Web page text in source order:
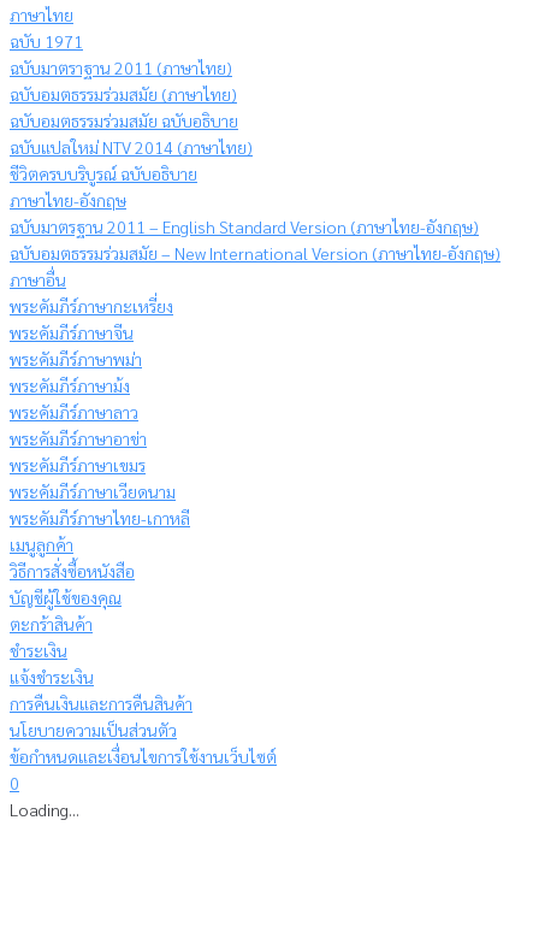
ภาษาไทย
ฉบับ 1971
ฉบับมาตราฐาน 2011 (ภาษาไทย)
ฉบับอมตธรรมร่วมสมัย (ภาษาไทย)
ฉบับอมตธรรมร่วมสมัย ฉบับอธิบาย
ฉบับแปลใหม่ NTV 2014 (ภาษาไทย)
ชีวิตครบบริบูรณ์ ฉบับอธิบาย
ภาษาไทย-อังกฤษ
ฉบับมาตรฐาน 2011 – English Standard Version (ภาษาไทย-อังกฤษ)
ฉบับอมตธรรมร่วมสมัย – New International Version (ภาษาไทย-อังกฤษ)
ภาษาอื่น
พระคัมภีร์ภาษากะเหรี่ยง
พระคัมภีร์ภาษาจีน
พระคัมภีร์ภาษาพม่า
พระคัมภีร์ภาษาม้ง
พระคัมภีร์ภาษาลาว
พระคัมภีร์ภาษาอาข่า
พระคัมภีร์ภาษาเขมร
พระคัมภีร์ภาษาเวียดนาม
พระคัมภีร์ภาษาไทย-เกาหลี
เมนูลูกค้า
วิธีการสั่งซื้อหนังสือ
บัญชีผู้ใช้ของคุณ
ตะกร้าสินค้า
ชำระเงิน
แจ้งชำระเงิน
การคืนเงินและการคืนสินค้า
นโยบายความเป็นส่วนตัว
ข้อกำหนดและเงื่อนไขการใช้งานเว็บไซต์
0
Loading...